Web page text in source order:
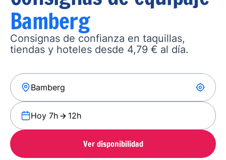
Bamberg
Consignas de confianza en taquillas,
tiendas y hoteles desde 4,79 € al día.
Hoy 7h 12h
Ver disponibilidad